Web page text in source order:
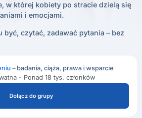
w której kobiety po stracie dzielą się
i emocjami.
być, czytać, zadawać pytania – bez
– badania, ciąża, prawa i wsparcie
- Ponad 18 tys. członków
Dołącz do grupy